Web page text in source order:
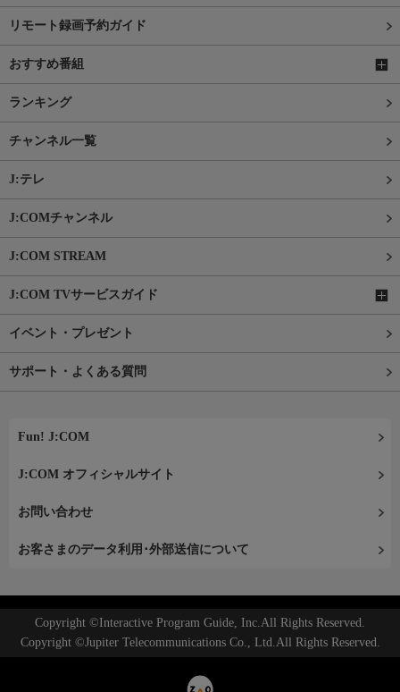
リモート録画予約ガイド
おすすめ番組
ランキング
チャンネル一覧
J:テレ
J:COMチャンネル
J:COM STREAM
J:COM TVサービスガイド
イベント・プレゼント
サポート・よくある質問
Fun! J:COM
J:COM オフィシャルサイト
お問い合わせ
お客さまのデータ利用･外部送信について
Copyright ©Interactive Program Guide, Inc.All Rights Reserved.
Copyright ©Jupiter Telecommunications Co., Ltd.All Rights Reserved.